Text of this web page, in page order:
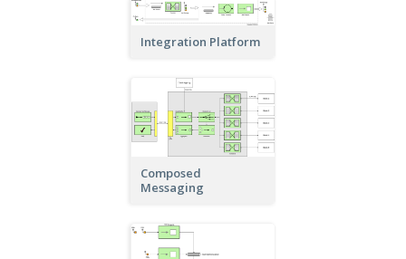
Integration Platform
Composed
Messaging